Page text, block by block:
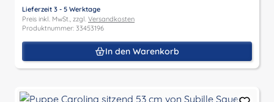
Lieferzeit 3 - 5 Werktage
Preis inkl. MwSt., zzgl. Versandkosten
Produktnummer: 33453196
In den Warenkorb